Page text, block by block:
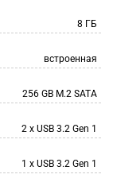
8 ГБ
встроенная
256 GB M.2 SATA
2 x USB 3.2 Gen 1
1 x USB 3.2 Gen 1